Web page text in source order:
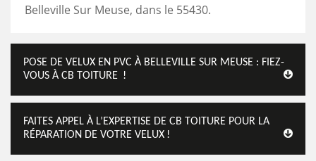
Belleville Sur Meuse, dans le 55430.
POSE DE VELUX EN PVC À BELLEVILLE SUR MEUSE : FIEZ-
VOUS À CB TOITURE !
FAITES APPEL À L’EXPERTISE DE CB TOITURE POUR LA
RÉPARATION DE VOTRE VELUX !